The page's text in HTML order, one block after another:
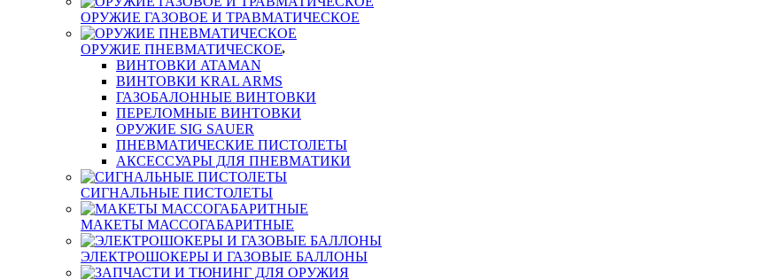
ОРУЖИЕ ГАЗОВОЕ И ТРАВМАТИЧЕСКОЕ
ОРУЖИЕ ПНЕВМАТИЧЕСКОЕ
ВИНТОВКИ ATAMAN
ВИНТОВКИ KRAL ARMS
ГАЗОБАЛОННЫЕ ВИНТОВКИ
ПЕРЕЛОМНЫЕ ВИНТОВКИ
ОРУЖИЕ SIG SAUER
ПНЕВМАТИЧЕСКИЕ ПИСТОЛЕТЫ
АКСЕССУАРЫ ДЛЯ ПНЕВМАТИКИ
СИГНАЛЬНЫЕ ПИСТОЛЕТЫ
МАКЕТЫ МАССОГАБАРИТНЫЕ
ЭЛЕКТРОШОКЕРЫ И ГАЗОВЫЕ БАЛЛОНЫ